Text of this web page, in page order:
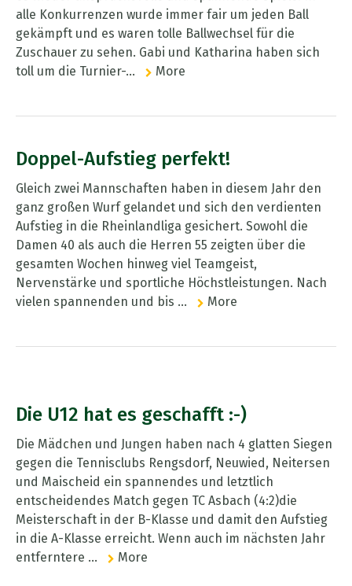
alle Konkurrenzen wurde immer fair um jeden Ball
gekämpft und es waren tolle Ballwechsel für die
Zuschauer zu sehen. Gabi und Katharina haben sich
toll um die Turnier-...
More
Doppel-Aufstieg perfekt!
Gleich zwei Mannschaften haben in diesem Jahr den
ganz großen Wurf gelandet und sich den verdienten
Aufstieg in die Rheinlandliga gesichert. Sowohl die
Damen 40 als auch die Herren 55 zeigten über die
gesamten Wochen hinweg viel Teamgeist,
Nervenstärke und sportliche Höchstleistungen. Nach
vielen spannenden und bis ...
More
Die U12 hat es geschafft :-)
Die Mädchen und Jungen haben nach 4 glatten Siegen
gegen die Tennisclubs Rengsdorf, Neuwied, Neitersen
und Maischeid ein spannendes und letztlich
entscheidendes Match gegen TC Asbach (4:2)die
Meisterschaft in der B-Klasse und damit den Aufstieg
in die A-Klasse erreicht. Wenn auch im nächsten Jahr
entferntere ...
More